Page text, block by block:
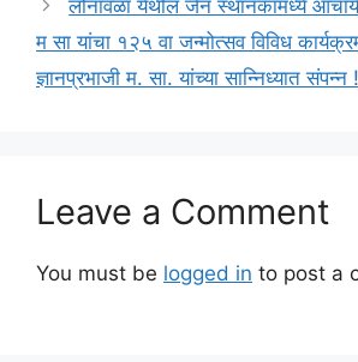
लोनावळा येथील जैन स्थानकामध्ये
म सा यांचा १२५ वा जन्मोत्सव विविध
ज्ञानप्रभाजी म. सा. यांच्या सान्निध्यात संपन्न !
Leave a Comment
You must be logged in to post a